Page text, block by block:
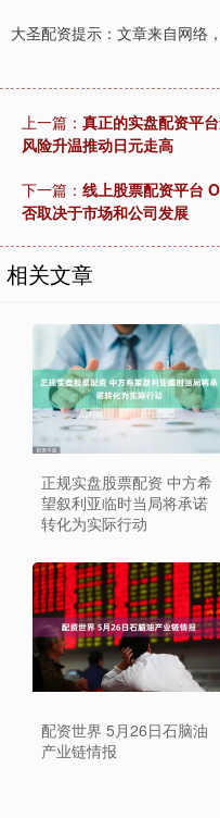
大圣配资提示：文章来自网络
上一篇： 真正的实盘配资平
风险升温推动日元走高
下一篇： 线上股票配资平台
否取决于市场和公司发展
相关文章
正规实盘股票配资 中方希
望叙利亚临时当局将承诺
转化为实际行动
配资世界 5月26日石脑油
产业链情报